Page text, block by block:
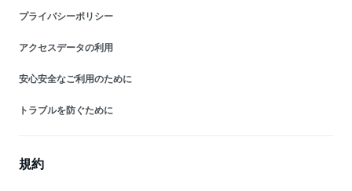
プライバシーポリシー
アクセスデータの利用
安心安全なご利用のために
トラブルを防ぐために
規約